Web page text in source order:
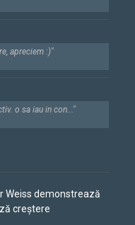
apreciem :)"
o sa iau in con..."
Weiss demonstrează
creștere